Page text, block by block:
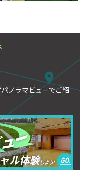
ノラマビューでご紹